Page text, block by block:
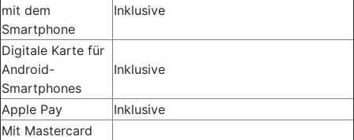
mit dem
Smartphone
Inklusive
Digitale Karte für
Android-
Smartphones
Inklusive
Apple Pay
Inklusive
Mit Mastercard